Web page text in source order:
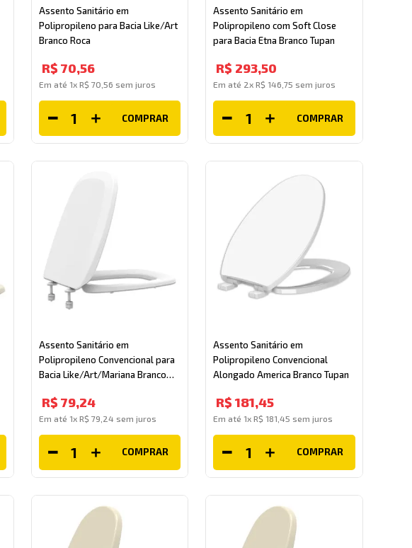
Assento Sanitário em
Polipropileno para Bacia Like/Art
Branco Roca
R$ 70,56
Em até 1x R$ 70 56 sem juros
COMPRAR
Assento Sanitário em
Polipropileno com Soft Close
para Bacia Etna Branco Tupan
R$ 293,50
Em até 2xR$ 146 ,75 sem juros
COMPRAR
Assento Sanitário em
Polipropileno Convencional para
Bacia Like/Art/Mariana Branco
R$ 79,24
Em até 1x R$ 79 24 sem juros
COMPRAR
Assento Sanitário em
Polipropileno Convencional
Alongado America Branco Tupan
R$ 181,45
Em até 1xR$ 181 ,45 sem juros
COMPRAR